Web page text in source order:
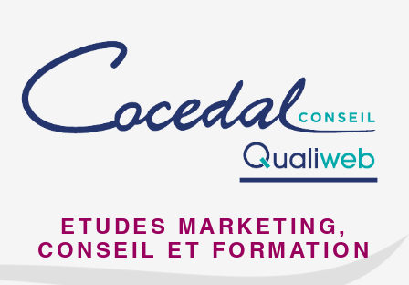
ETUDES MARKETING,
CONSEIL ET FORMATION